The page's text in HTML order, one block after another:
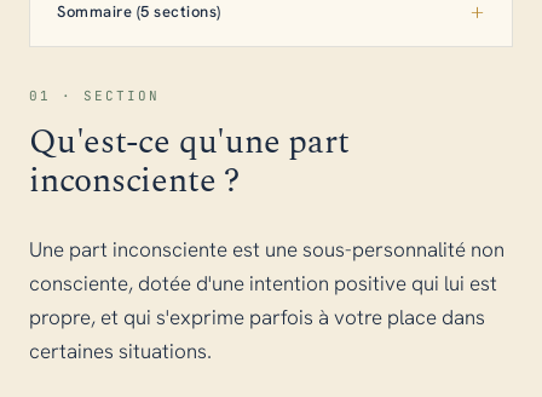
Sommaire (5 sections)
01 · SECTION
Qu'est-ce qu'une part
inconsciente ?
Une part inconsciente est une sous-personnalité non
consciente, dotée d'une intention positive qui lui est
propre, et qui s'exprime parfois à votre place dans
certaines situations.